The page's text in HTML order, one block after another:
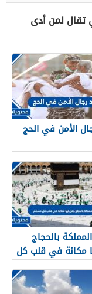
تقال لمن أدى
الأمن في الحج
بالحجاج
مكانة في قلب كل